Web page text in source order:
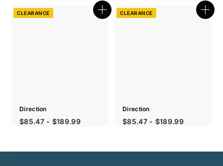
Boutique
CLEARANCE
Direction
Prix
$85.47 - $189.99
CLEARANCE
Direction
Prix
$85.47 - $189.99